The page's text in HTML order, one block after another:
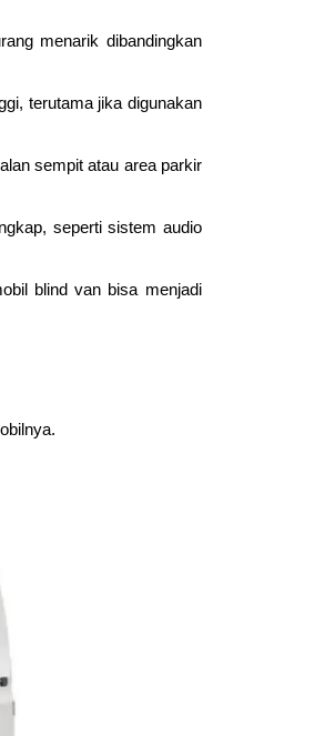
menarik dibandingkan
terutama jika digunakan
sempit atau area parkir
seperti sistem audio
blind van bisa menjadi